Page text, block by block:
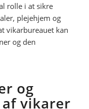
rolle i at sikre
plejehjem og
vikarbureauet kan
og den
og
vikarer